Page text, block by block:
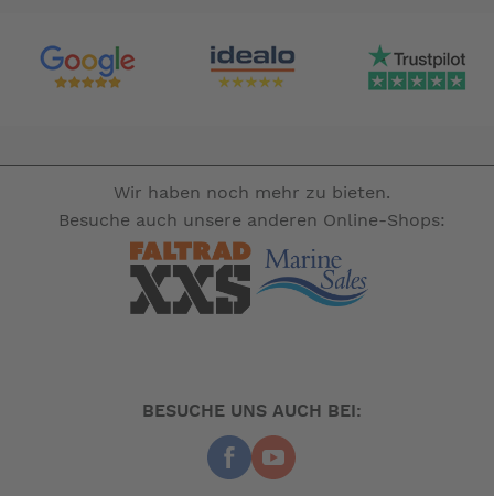
Wir haben noch mehr zu bieten.
Besuche auch unsere anderen Online-Shops:
BESUCHE UNS AUCH BEI: